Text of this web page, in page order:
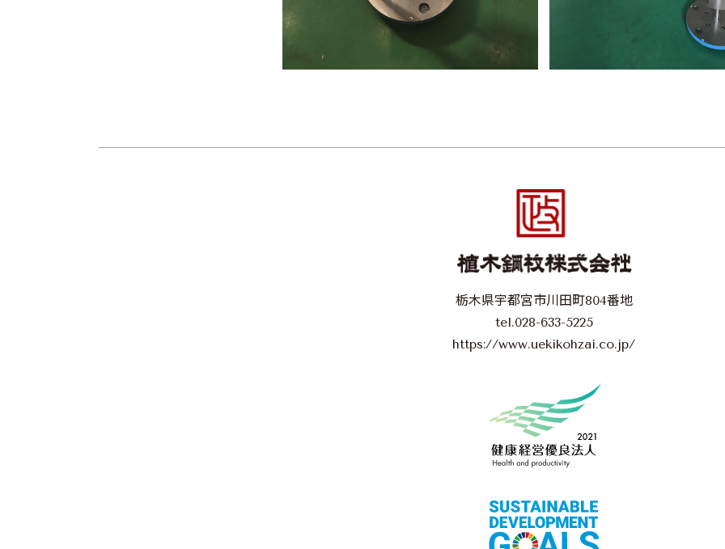
栃木県宇都宮市川田町804番地
tel.028-633-5225
https://www.uekikohzai.co.jp/